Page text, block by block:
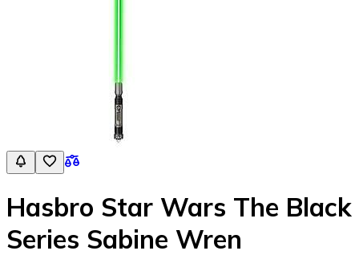
Hasbro Star Wars The Black
Series Sabine Wren